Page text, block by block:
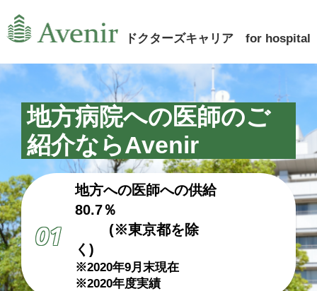
ドクターズキャリア for hospital
地方病院への医師のご
紹介ならAvenir
01
地方への医師への供給
80.7％
(※東京都を除
く)
※2020年9月末現在
※2020年度実績